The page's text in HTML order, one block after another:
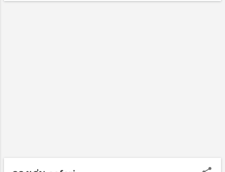
template ใหม่ขึ้นไป โดยจัดการ browse เลือก